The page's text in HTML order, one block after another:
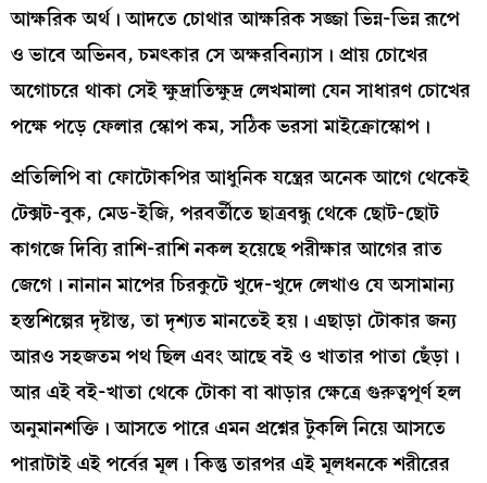
আক্ষরিক অর্থ। আদতে চোথার আক্ষরিক সজ্জা ভিন্ন-ভিন্ন রূপে
ও ভাবে অভিনব, চমৎকার সে অক্ষরবিন্যাস। প্রায় চোখের
অগোচরে থাকা সেই ক্ষুদ্রাতিক্ষুদ্র লেখমালা যেন সাধারণ চোখের
পক্ষে পড়ে ফেলার স্কোপ কম, সঠিক ভরসা মাইক্রোস্কোপ।
প্রতিলিপি বা ফোটোকপির আধুনিক যন্ত্রের অনেক আগে থেকেই
টেক্সট-বুক, মেড-ইজি, পরবর্তীতে ছাত্রবন্ধু থেকে ছোট-ছোট
কাগজে দিব্যি রাশি-রাশি নকল হয়েছে পরীক্ষার আগের রাত
জেগে। নানান মাপের চিরকুটে খুদে-খুদে লেখাও যে অসামান্য
হস্তশিল্পের দৃষ্টান্ত, তা দৃশ্যত মানতেই হয়। এছাড়া টোকার জন্য
আরও সহজতম পথ ছিল এবং আছে বই ও খাতার পাতা ছেঁড়া।
আর এই বই-খাতা থেকে টোকা বা ঝাড়ার ক্ষেত্রে গুরুত্বপূর্ণ হল
অনুমানশক্তি। আসতে পারে এমন প্রশ্নের টুকলি নিয়ে আসতে
পারাটাই এই পর্বের মূল। কিন্তু তারপর এই মূলধনকে শরীরের